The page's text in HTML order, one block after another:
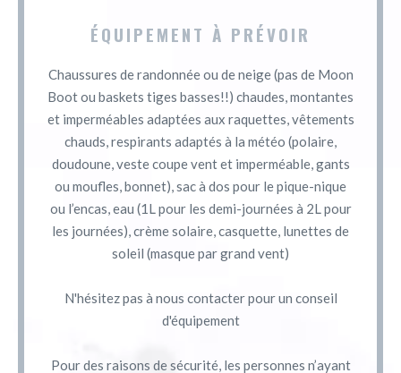
ÉQUIPEMENT À PRÉVOIR
Chaussures de randonnée ou de neige (pas de Moon
Boot ou baskets tiges basses!!) chaudes, montantes
et imperméables adaptées aux raquettes, vêtements
chauds, respirants adaptés à la météo (polaire,
doudoune, veste coupe vent et imperméable, gants
ou moufles, bonnet), sac à dos pour le pique-nique
ou l’encas, eau (1L pour les demi-journées à 2L pour
les journées), crème solaire, casquette, lunettes de
soleil (masque par grand vent)
N'hésitez pas à nous contacter pour un conseil
d'équipement
Pour des raisons de sécurité, les personnes n’ayant